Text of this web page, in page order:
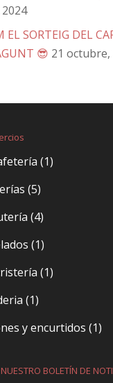
EL SORTEIG DEL
😎 21 octubre,
(1)
(5)
(4)
(1)
(1)
(1)
y encurtidos (1)
BOLETÍN DE